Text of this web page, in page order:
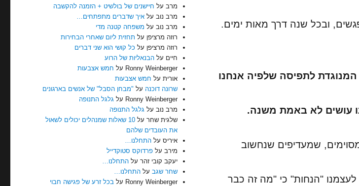
ובכל שנה דרך מאות ימים.
לתפיסה שלפיה אנחנו
עושים לא באמת משנה.
שמעדיפים שנחשוב
לעצמנו "הנחות" כי "מה זה כבר
מרב על חיישנים של בולשיט + הזמנה להקשבה
מרב נוב עלאיך שדברים מתפתחים…
מרב נוב על משפחה קטנה מדי
רוזה מרציפן על תחזית ליום שאחרי הבחירות
רוזה מרציפן על כל קושי הוא שני דברים
חיים עלהבנאליות של הרוע
Ronny Weinberger על חמש אצבעות
אורית על חמש אצבעות
שרונה דוכנה על "מבחן הסבל" של אנשים בארגונים
Ronny Weinberger על גלגל התנופה
מרב נוב על גלגל התנופה
שלגית שחר על
10 שאלות שמנהלים יכולים לשאול
את העובדים שלהם
איריס עלהתחלנו…
מירב עלפרדוקס סטוקדייל
יעקב קובי זהר עלהתחלנו…
שחר שגב עלהתחלנו…
Ronny Weinberger עלבכל זרע של פגישה חבוי